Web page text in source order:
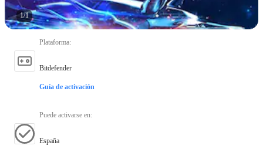
1/1
Plataforma:
Bitdefender
Guía de activación
Puede activarse en:
España